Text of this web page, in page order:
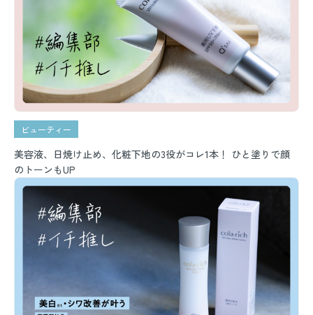
ビューティー
美容液、日焼け止め、化粧下地の3役がコレ1本！ ひと塗りで顔
のトーンもUP